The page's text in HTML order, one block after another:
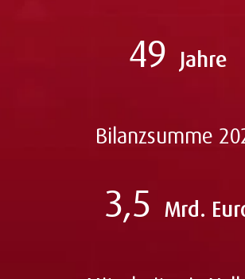
49 Jahre
Bilanzsumme
3,5 Mrd.